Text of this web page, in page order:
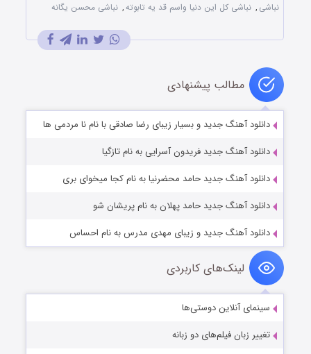
نباشی , نباشی کل این دنیا واسم قد یه تابوته, نباشی محسن یگانه
مطالب پیشنهادی
دانلود آهنگ جدید و بسیار زیبای رضا صادقی با نام نا مردمی ها
دانلود آهنگ جدید فریدون آسرایی به نام تازگیا
دانلود آهنگ جدید حامد محضرنیا به نام کجا میخوای بری
دانلود آهنگ جدید حامد پهلان به نام پریشان شو
دانلود آهنگ جدید و زیبای مهدی مدرس به نام احساس
لینک‌های کاربردی
سینمای آنلاین دوستی‌ها
تغییر زبان فیلم‌های دو زبانه